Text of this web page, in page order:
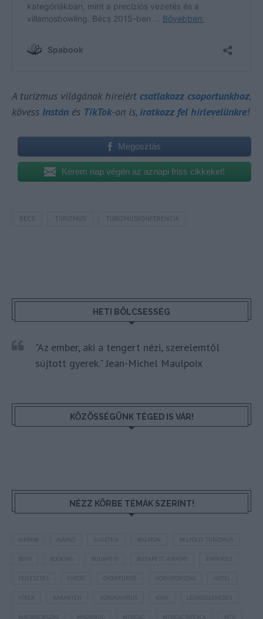
A turizmus világának híreiért csatlakozz csoportunkhoz,
kövess Instán és TikTok-on is, iratkozz fel hírlevelünkre!
Megosztás
Kérem nap végén az aznapi friss cikkeket!
BÉCS TURIZMUS TURIZMUSKONFERENCIA
HETI BÖLCSESSÉG
"Az ember, aki a tengert nézi, szerelemtől
sújtott gyerek." Jean-Michel Maulpoix
KÖZÖSSÉGÜNK TÉGED IS VÁR!
NÉZZ KÖRBE TÉMÁK SZERINT!
AUSZTRIA BALATON BELFÖLDI TURIZMUS
BUDAPEST BUDAPEST AIRPORT EMIRATES
FEJLESZTÉS HORVÁTORSZÁG HOTEL
KARANTÉN LÉGIKÖZLEKEDÉS
MAGYARORSZÁG MISKOLCTAPOLCA MTÜ